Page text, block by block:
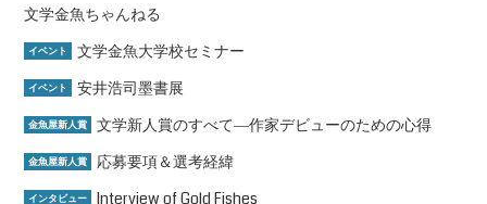
文学金魚ちゃんねる
イベント 文学金魚大学校セミナー
イベント 安井浩司墨書展
金魚屋新人賞 文学新人賞のすべて―作家デビューのための心得
金魚屋新人賞 応募要項＆選考経緯
インタビュー Interview of Gold Fishes